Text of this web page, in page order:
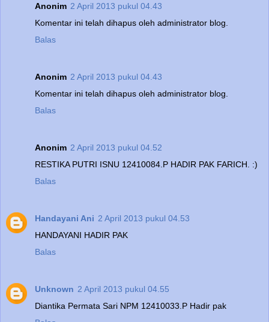
Anonim 2 April 2013 pukul 04.43
Komentar ini telah dihapus oleh administrator blog.
Balas
Anonim 2 April 2013 pukul 04.43
Komentar ini telah dihapus oleh administrator blog.
Balas
Anonim 2 April 2013 pukul 04.52
RESTIKA PUTRI ISNU 12410084.P HADIR PAK FARICH. :)
Balas
Handayani Ani 2 April 2013 pukul 04.53
HANDAYANI HADIR PAK
Balas
Unknown 2 April 2013 pukul 04.55
Diantika Permata Sari NPM 12410033.P Hadir pak